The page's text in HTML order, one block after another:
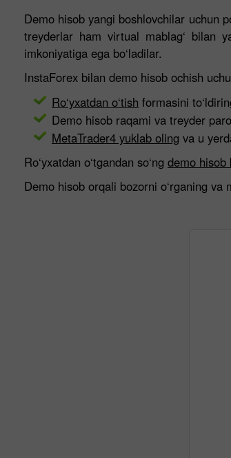
Demo hisob yangi boshlovchilar uchun
treyderlar ham virtual mablag‘ bilan
imkoniyatiga ega bo‘ladilar.
InstaForex bilan demo hisob ochish
Ro‘yxatdan o‘tish formasini
Demo hisob raqami va treyder
MetaTrader4 yuklab oling va u
Ro‘yxatdan o‘tgandan so‘ng demo hisob
Demo hisob orqali bozorni o‘rganing va